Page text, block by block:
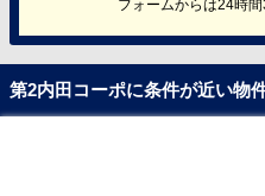
フォームからは24時間
第2内田コーポに条件が近い物